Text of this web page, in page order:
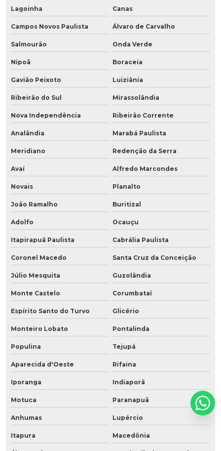
Lagoinha Canas
Campos Novos Paulista Álvaro de Carvalho
Salmourão Onda Verde
Nipoã Boraceia
Gavião Peixoto Luiziânia
Ribeirão do Sul Mirassolândia
Nova Independência Ribeirão Corrente
Analândia Marabá Paulista
Meridiano Redenção da Serra
Avaí Alfredo Marcondes
Novais Planalto
João Ramalho Buritizal
Adolfo Ocauçu
Itapirapuã Paulista Cabrália Paulista
Coronel Macedo Santa Cruz da Conceição
Júlio Mesquita Guzolândia
Monte Castelo Corumbataí
Espírito Santo do Turvo Glicério
Monteiro Lobato Pontalinda
Populina Tejupá
Aparecida d'Oeste Rifaina
Iporanga Indiaporã
Motuca Paranapuã
Anhumas Lupércio
Itapura Macedônia